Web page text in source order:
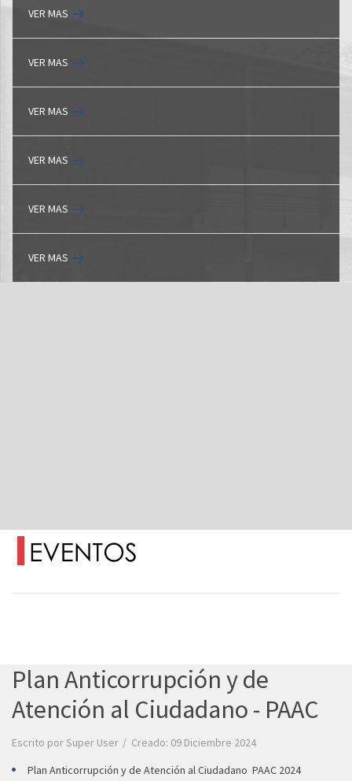
VER MAS
VER MAS
VER MAS
VER MAS
VER MAS
VER MAS
Plan Anticorrupción y de
Atención al Ciudadano - PAAC
Escrito porSuper User
Creado: 09 Diciembre 2024
Plan Anticorrupción y de Atención al Ciudadano PAAC 2024